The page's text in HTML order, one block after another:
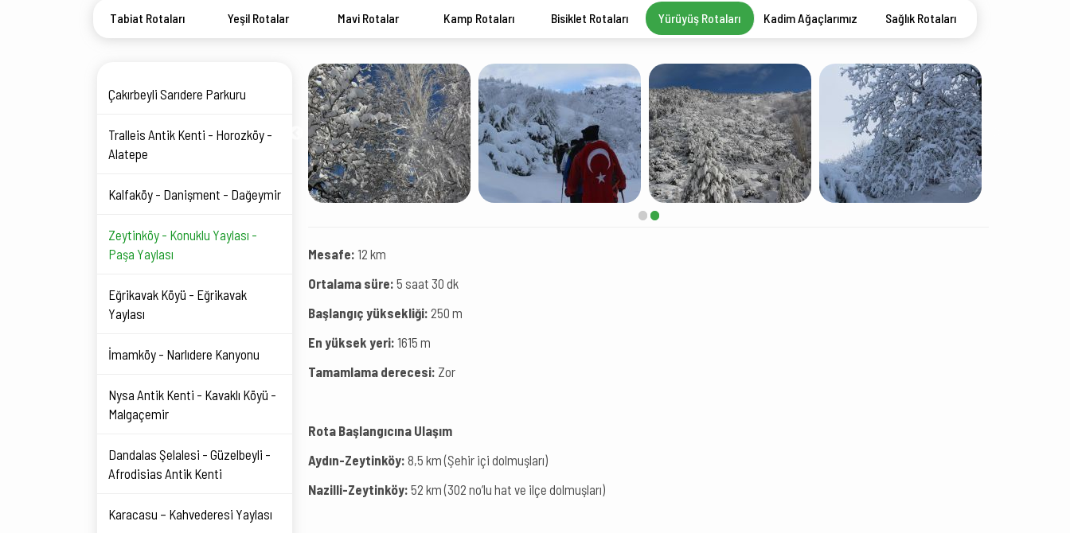
Tabiat Rotaları Yeşil Rotalar Mavi Rotalar Kamp Rotaları Bisiklet Rotaları Yürüyüş Rotaları Kadim Ağaçlarımız Sağlık Rotaları
Çakırbeyli Sarıdere Parkuru
Tralleis Antik Kenti - Horozköy -
Alatepe
Kalfaköy - Danişment - Dağeymir
Zeytinköy - Konuklu Yaylası -
Paşa Yaylası
Eğrikavak Köyü - Eğrikavak
Yaylası
İmamköy - Narlıdere Kanyonu
Nysa Antik Kenti - Kavaklı Köyü -
Malgaçemir
Dandalas Şelalesi - Güzelbeyli -
Afrodisias Antik Kenti
Karacasu – Kahvederesi Yaylası
Mesafe: 12 km
Ortalama süre: 5 saat 30 dk
Başlangıç yüksekliği: 250 m
En yüksek yeri: 1615 m
Tamamlama derecesi: Zor
Rota Başlangıcına Ulaşım
Aydın-Zeytinköy: 8,5 km (Şehir içi dolmuşları)
Nazilli-Zeytinköy: 52 km (302 no’lu hat ve ilçe dolmuşları)